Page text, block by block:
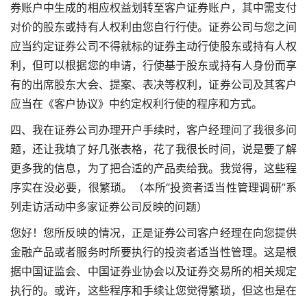
券账户中生成的相应权益划转至客户证券账户，其中需支付
对价的股东或持有人权利由您自行行使。证券公司与您之间
应当约定证券公司不得就标的证券主动行使股东或持有人权
利，但可以根据您的申请，行使基于股东或持有人身份而享
有的出席股东大会、提案、表决等权利，证券公司及其客户
应当在《客户协议》中约定权利行使的程序和方式。
四、我在证券公司办理开户手续时，客户经理问了我很多问
题，还让我填了好几张表格，花了我很长时间，说是要了解
更多我的信息，为了把合适的产品卖给我。我觉得，这些程
序实在没必要，很繁琐。（本所“投资者适当性管理调研”系
列走访活动中多家证券公司反映的问题）
您好！您所反映的情况，正是证券公司客户经理在向您提供
金融产品或者服务时所要执行的投资者适当性管理。这是根
据中国证监会、中国证券业协会以及证券交易所的相关规定
执行的。或许，这些程序和手续让您觉得繁琐，但这也是在